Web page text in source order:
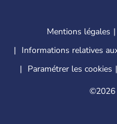
Mentions légales
Informations relatives
Paramétrer les cookies
©2026